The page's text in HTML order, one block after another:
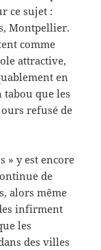
ce sujet :
Montpellier.
comme
attractive,
en
que les
refusé de
» y est encore
de
alors même
infirment
les
des villes